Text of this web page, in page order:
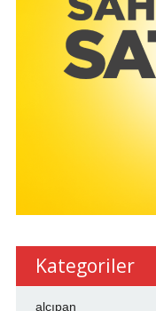
Kategoriler
alçıpan